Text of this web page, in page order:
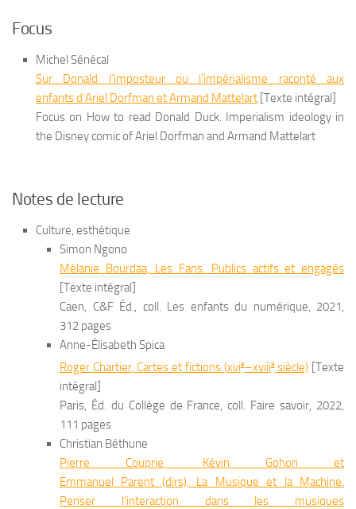
Focus
Michel Sénécal
Sur Donald l’imposteur ou l’impérialisme raconté aux
enfantsd’Ariel Dorfman et Armand Mattelart [Texte intégral]
Focus on How to read Donald Duck. Imperialism ideology in
the Disney comicof Ariel Dorfman and Armand Mattelart
Notes de lecture
Culture, esthétique
Simon Ngono
Mélanie Bourdaa, Les Fans. Publics actifs et engagés
[Texte intégral]
Caen, C&F Éd., coll. Les enfants du numérique, 2021,
312 pages
Anne-Élisabeth Spica
Roger Chartier, Cartes et fictions (xvie–xviiiesiècle) [Texte
intégral]
Paris, Éd. du Collège de France, coll. Faire savoir, 2022,
111 pages
Christian Béthune
Pierre Couprie, Kévin Gohon et
Emmanuel Parent (dirs), La Musique et la Machine.
Penser l’interaction dans les musiques